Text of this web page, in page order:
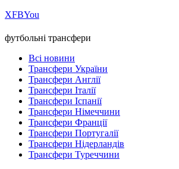
ХFBYou
футбольні трансфери
Всі новини
Трансфери України
Трансфери Англії
Трансфери Італії
Трансфери Іспанії
Трансфери Німеччини
Трансфери Франції
Трансфери Португалії
Трансфери Нідерландів
Трансфери Туреччини